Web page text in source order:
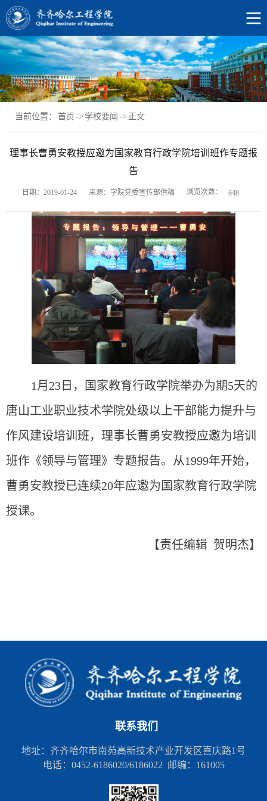
当前位置： 首页 -> 学校要闻 -> 正文
理事长曹勇安教授应邀为国家教育行政学院培训班作专题报
告
日期：2019-01-24 来源：学院党委宣传部供稿 浏览次数： 648
1 月23日，国家教育行政学院举办为期5天的
唐山工业职业技术学院处级以上干部能力提升与
作风建设培训班，理事长曹勇安教授应邀为培训
班作《领导与管理》专题报告。从1999年开始，
曹勇安教授已连续20年应邀为国家教育行政学院
授课。
【责任编辑 贺明杰】
联系我们
地址：齐齐哈尔市南苑高新技术产业开发区喜庆路1号
电话：0452-6186020/6186022 邮编：161005